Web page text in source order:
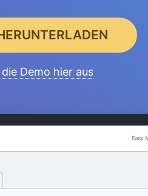
Demo hier aus